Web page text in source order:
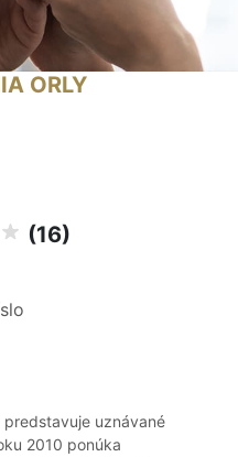
ORLY
(16)
predstavuje uznávané
2010 ponúka